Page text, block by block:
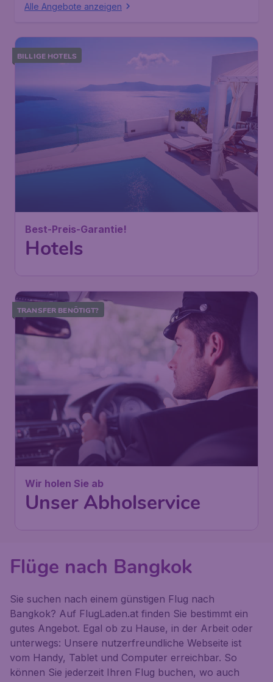
Alle Angebote anzeigen
BILLIGE HOTELS
Best-Preis-Garantie!
Hotels
TRANSFER BENÖTIGT?
Wir holen Sie ab
Unser Abholservice
Flüge nach Bangkok
Sie suchen nach einem günstigen Flug nach
Bangkok? Auf FlugLaden.at finden Sie bestimmt ein
gutes Angebot. Egal ob zu Hause, in der Arbeit oder
unterwegs: Unsere nutzerfreundliche Webseite ist
vom Handy, Tablet und Computer erreichbar. So
können Sie jederzeit Ihren Flug buchen, wo auch